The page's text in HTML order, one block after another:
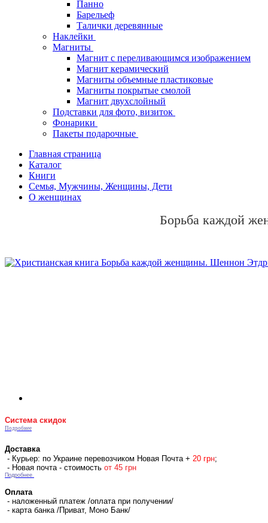
Панно
Барельеф
Талички деревянные
Наклейки
Магниты
Магнит с переливающимся изображением
Магнит керамический
Магниты объемные пластиковые
Магниты покрытые смолой
Магнит двухслойный
Подставки для фото, визиток
Фонарики
Пакеты подарочные
Главная страница
Каталог
Книги
Семья, Мужчины, Женщины, Дети
О женщинах
Борьба каждой
Система скидок
Подробнее
Доставка
- Курьер: по Украине перевозчиком Новая Почта + 20 грн;
- Новая почта - стоимость от 45 грн
Подробнее
Оплата
- наложенный платеж /оплата при получении/
- карта банка /Приват, Моно Банк/